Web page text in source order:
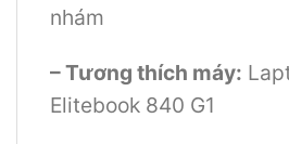
nhám
– Tương thích máy:
Elitebook 840 G1